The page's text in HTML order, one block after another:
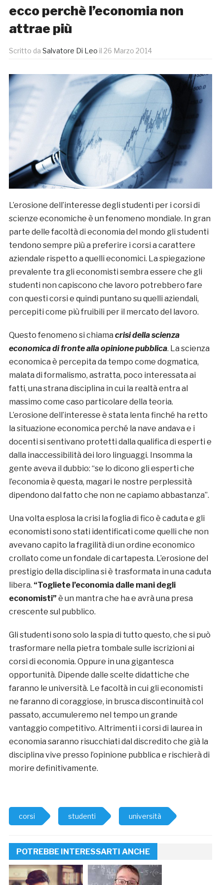
ecco perchè l’economia non
attrae più
Scritto da Salvatore Di Leo il 26 Marzo 2014
L’erosione dell’interesse degli studenti per i corsi di
scienze economiche è un fenomeno mondiale. In gran
parte delle facoltà di economia del mondo gli studenti
tendono sempre più a preferire i corsi a carattere
aziendale rispetto a quelli economici. La spiegazione
prevalente tra gli economisti sembra essere che gli
studenti non capiscono che lavoro potrebbero fare
con questi corsi e quindi puntano su quelli aziendali,
percepiti come più fruibili per il mercato del lavoro.
Questo fenomeno si chiama crisi della scienza
economica di fronte alla opinione pubblica. La scienza
economica è percepita da tempo come dogmatica,
malata di formalismo, astratta, poco interessata ai
fatti, una strana disciplina in cui la realtà entra al
massimo come caso particolare della teoria.
L’erosione dell’interesse è stata lenta finché ha retto
la situazione economica perché la nave andava e i
docenti si sentivano protetti dalla qualifica di esperti e
dalla inaccessibilità dei loro linguaggi. Insomma la
gente aveva il dubbio: “se lo dicono gli esperti che
l’economia è questa, magari le nostre perplessità
dipendono dal fatto che non ne capiamo abbastanza”.
Una volta esplosa la crisi la foglia di fico è caduta e gli
economisti sono stati identificati come quelli che non
avevano capito la fragilità di un ordine economico
crollato come un fondale di cartapesta. L’erosione del
prestigio della disciplina si è trasformata in una caduta
libera. “Togliete l’economia dalle mani degli
economisti” è un mantra che ha e avrà una presa
crescente sul pubblico.
Gli studenti sono solo la spia di tutto questo, che si può
trasformare nella pietra tombale sulle iscrizioni ai
corsi di economia. Oppure in una gigantesca
opportunità. Dipende dalle scelte didattiche che
faranno le università. Le facoltà in cui gli economisti
ne faranno di coraggiose, in brusca discontinuità col
passato, accumuleremo nel tempo un grande
vantaggio competitivo. Altrimenti i corsi di laurea in
economia saranno risucchiati dal discredito che già la
disciplina vive presso l’opinione pubblica e rischierà di
morire definitivamente.
corsi studenti università
POTREBBE INTERESSARTI ANCHE